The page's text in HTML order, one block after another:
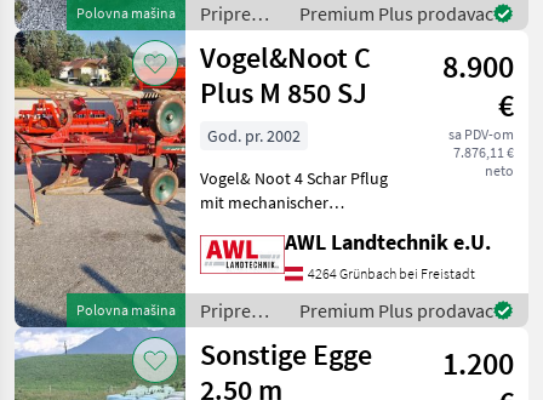
Polovna mašina
Priprema/
obrada tla
(plugovi,
kultivatori,
tanjurače
i dr.) /
Premium Plus prodavac
Polovna mašina
Vogel&Noot C
Plus M 850 SJ
8.900
€
sa PDV-om
7.876,11 €
neto
God. pr. 2002
Vogel& Noot 4 Schar Pflug
mit mechanischer
System Kverneland),
Schnittbreite einstellbar
(aktuell 40cm pro Schar,
Einlegestreichbleche, D
AWL Landtechnik e.U.
4264 Grünbach bei Freistadt
Priprema/
obrada tla
(plugovi,
kultivatori,
Premium Plus prodavac
Sonstige Egge
2.50 m
1.200